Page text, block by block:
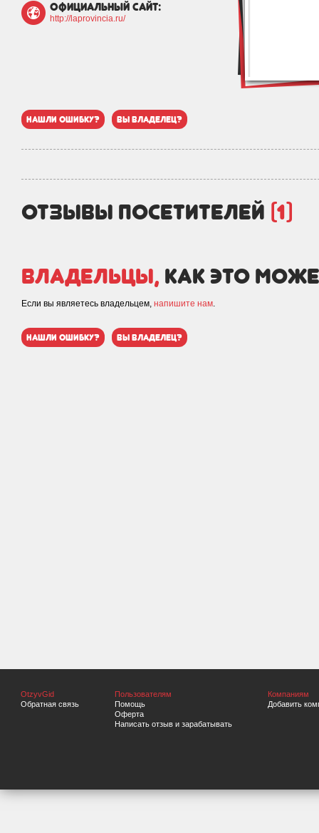
официальный сайт:
http://laprovincia.ru/
нашли ошибку? вы владелец?
отзывы посетителей (1)
Владельцы, как это
Если вы являетесь владельцем, напишите нам.
нашли ошибку? вы владелец?
OtzyvGid
Обратная связь
Пользователям
Помощь
Оферта
Написать отзыв и зарабатывать
Компаниям
Добавить